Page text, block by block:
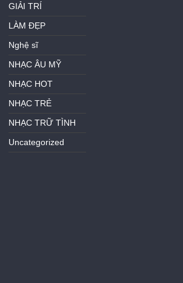
GIẢI TRÍ
LÀM ĐẸP
Nghệ sĩ
NHẠC ÂU MỸ
NHẠC HOT
NHẠC TRẺ
NHẠC TRỮ TÌNH
Uncategorized